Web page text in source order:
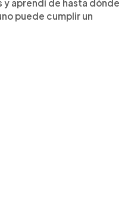
y aprendí de hasta dónde
puede cumplir un